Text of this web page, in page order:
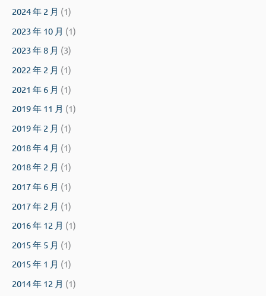
2024 年 2 月 (1)
2023 年 10 月 (1)
2023 年 8 月 (3)
2022 年 2 月 (1)
2021 年 6 月 (1)
2019 年 11 月 (1)
2019 年 2 月 (1)
2018 年 4 月 (1)
2018 年 2 月 (1)
2017 年 6 月 (1)
2017 年 2 月 (1)
2016 年 12 月 (1)
2015 年 5 月 (1)
2015 年 1 月 (1)
2014 年 12 月 (1)